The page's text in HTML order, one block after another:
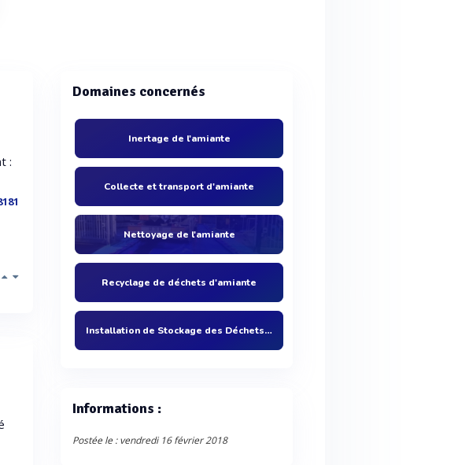
:
Domaines concernés
Inertage de l'amiante
Collecte et transport d'amiante
Nettoyage de l'amiante
Recyclage de déchets d'amiante
Installation de Stockage des Déchets Dangereux ISD
Informations :
Postée le : vendredi 16 février 2018